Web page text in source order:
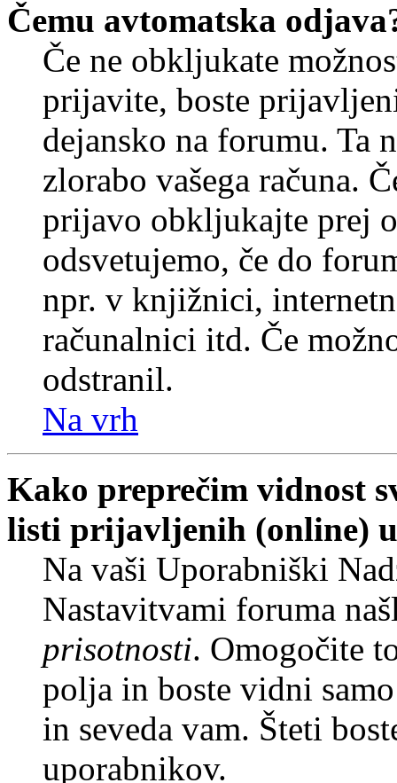
Čemu avtomatska
Če ne obkljukate
prijavite, boste
dejansko na forumu. Ta
zlorabo vašega računa.
prijavo obkljukajte prej
odsvetujemo, če do
npr. v knjižnici,
računalnici itd. Če
odstranil.
Na vrh
Kako preprečim vidnost
listi prijavljenih (online)
Na vaši Uporabniški
Nastavitvami foruma
prisotnosti. Omogočite
polja in boste vidni
in seveda vam. Šteti
uporabnikov.